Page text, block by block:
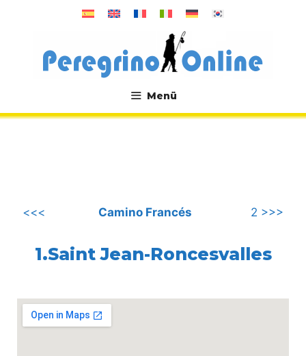
Menü
.
<<< Camino Francés 2 >>>
1.Saint Jean-Roncesvalles